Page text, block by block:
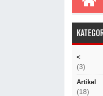
<
(3)
Artikel
(18)